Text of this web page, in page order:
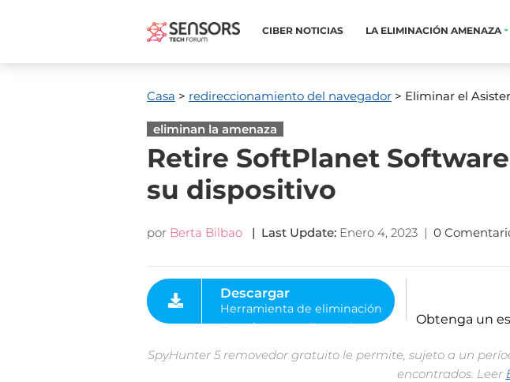
CIBER NOTICIAS LA ELIMINACIÓN AMENAZA
Casa > redireccionamiento del navegador > Eliminar el
eliminan la amenaza
Retire SoftPlanet
su dispositivo
por Berta Bilbao | Last Update: Enero 4, 2023 | 0
Herramienta de eliminación
de software malintencionado
Obtenga un
SpyHunter 5 removedor gratuito le permite, sujeto a un
encontrados. Leer